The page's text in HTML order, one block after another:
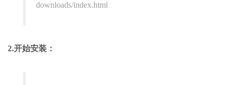
downloads/index.html
2.开始安装：